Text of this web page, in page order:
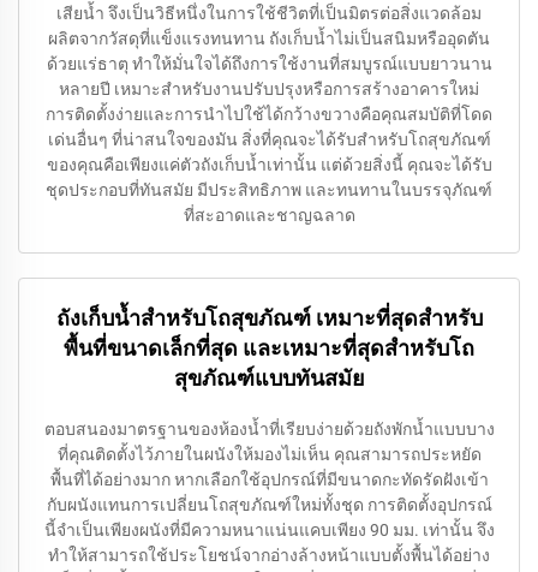
เสียน้ำ จึงเป็นวิธีหนึ่งในการใช้ชีวิตที่เป็นมิตรต่อสิ่งแวดล้อม
ผลิตจากวัสดุที่แข็งแรงทนทาน ถังเก็บน้ำไม่เป็นสนิมหรืออุดตัน
ด้วยแร่ธาตุ ทำให้มั่นใจได้ถึงการใช้งานที่สมบูรณ์แบบยาวนาน
หลายปี เหมาะสำหรับงานปรับปรุงหรือการสร้างอาคารใหม่
การติดตั้งง่ายและการนำไปใช้ได้กว้างขวางคือคุณสมบัติที่โดด
เด่นอื่นๆ ที่น่าสนใจของมัน สิ่งที่คุณจะได้รับสำหรับโถสุขภัณฑ์
ของคุณคือเพียงแค่ตัวถังเก็บน้ำเท่านั้น แต่ด้วยสิ่งนี้ คุณจะได้รับ
ชุดประกอบที่ทันสมัย มีประสิทธิภาพ และทนทานในบรรจุภัณฑ์
ที่สะอาดและชาญฉลาด
ถังเก็บน้ำสำหรับโถสุขภัณฑ์ เหมาะที่สุดสำหรับ
พื้นที่ขนาดเล็กที่สุด และเหมาะที่สุดสำหรับโถ
สุขภัณฑ์แบบทันสมัย
ตอบสนองมาตรฐานของห้องน้ำที่เรียบง่ายด้วยถังพักน้ำแบบบาง
ที่คุณติดตั้งไว้ภายในผนังให้มองไม่เห็น คุณสามารถประหยัด
พื้นที่ได้อย่างมาก หากเลือกใช้อุปกรณ์ที่มีขนาดกะทัดรัดฝังเข้า
กับผนังแทนการเปลี่ยนโถสุขภัณฑ์ใหม่ทั้งชุด การติดตั้งอุปกรณ์
นี้จำเป็นเพียงผนังที่มีความหนาแน่นแคบเพียง 90 มม. เท่านั้น จึง
ทำให้สามารถใช้ประโยชน์จากอ่างล้างหน้าแบบตั้งพื้นได้อย่าง